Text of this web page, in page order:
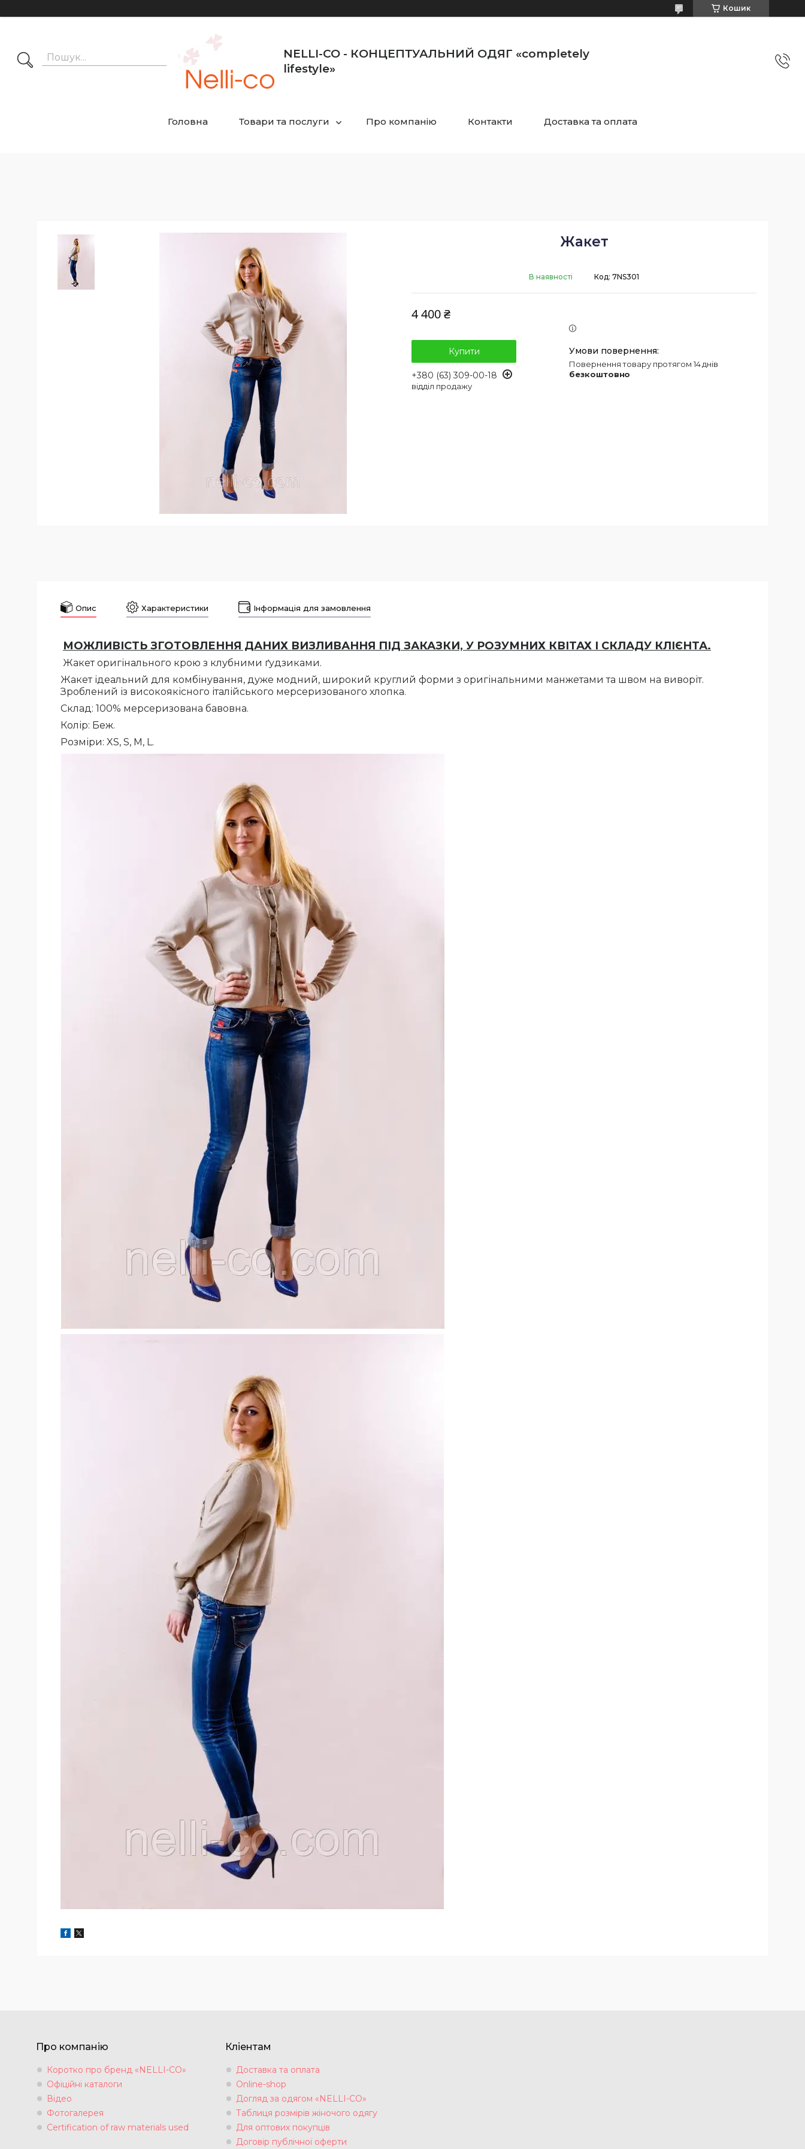
Кошик
NELLI-CO - КОНЦЕПТУАЛЬНИЙ ОДЯГ «completely
lifestyle»
Головна Товари та послуги Про компанію Контакти Доставка та оплата
Жакет
В наявності Код: 7NS301
4 400 ₴
Купити
+380 (63) 309-00-18
відділ продажу
повернення товару протягом 14 днів
безкоштовно
Опис Характеристики Інформація для замовлення
МОЖЛИВІСТЬ ЗГОТОВЛЕННЯ ДАНИХ ВИЗЛИВАННЯ ПІД ЗАКАЗКИ, У РОЗУМНИХ КВІТАХ І СКЛАДУ КЛІЄНТА.
Жакет оригінального крою з клубними ґудзиками.
Жакет ідеальний для комбінування, дуже модний, широкий круглий форми з оригінальними манжетами та швом на виворіт.
Зроблений із високоякісного італійського мерсеризованого хлопка.
Склад: 100% мерсеризована бавовна.
Колір: Беж.
Розміри: XS, S, M, L.
Про компанію
Коротко про бренд «NELLI-CO»
Офіційні каталоги
Відео
Фотогалерея
Certification of raw materials used
Кліентам
Доставка та оплата
Online-shop
Догляд за одягом «NELLI-CO»
Таблиця розмірів жіночого одягу
Для оптових покупців
Договір публічної оферти